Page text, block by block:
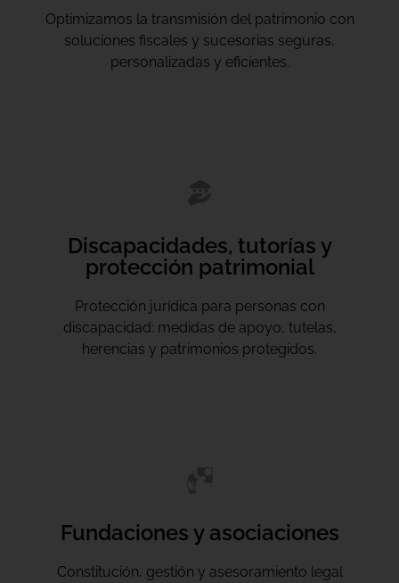
Optimizamos la transmisión del patrimonio con
soluciones fiscales y sucesorias seguras,
personalizadas y eficientes.
Discapacidades, tutorías y
protección patrimonial
Protección jurídica para personas con
discapacidad: medidas de apoyo, tutelas,
herencias y patrimonios protegidos.
Fundaciones y asociaciones
Constitución, gestión y asesoramiento legal